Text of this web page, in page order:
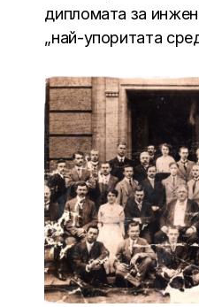
дипломата за
„най-упоритата